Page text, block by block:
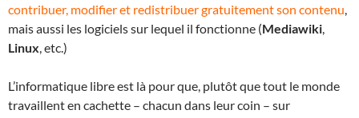
contribuer, modifier et redistribuer gratuitement son contenu,
mais aussi les logiciels sur lequel il fonctionne (Mediawiki,
Linux, etc.)
L’informatique libre est là pour que, plutôt que tout le monde
travaillent en cachette – chacun dans leur coin – sur